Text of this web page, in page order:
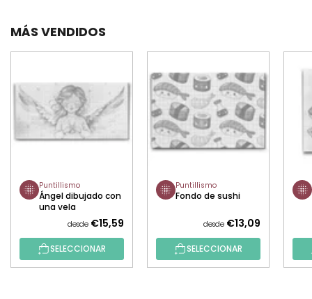
MÁS VENDIDOS
Puntillismo
Ángel dibujado con
una vela
desde €15,59
SELECCIONAR
Puntillismo
Fondo de sushi
desde €13,09
SELECCIONAR